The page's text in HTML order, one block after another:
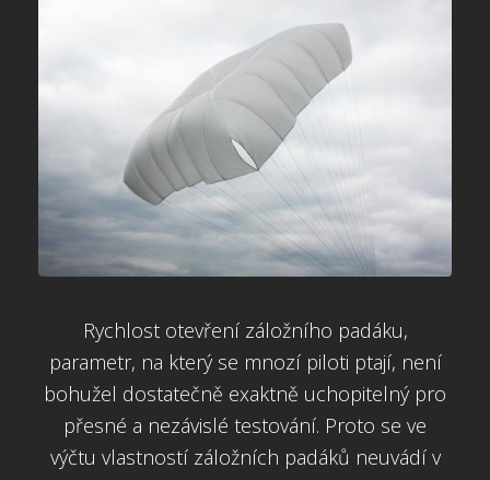
Rychlost otevření záložního padáku,
parametr, na který se mnozí piloti ptají, není
bohužel dostatečně exaktně uchopitelný pro
přesné a nezávislé testování. Proto se ve
výčtu vlastností záložních padáků neuvádí v